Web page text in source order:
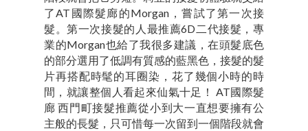
了AT國際髮廊的Morgan，嘗試了第一次接
髮。第一次接髮的人最推薦6D二代接髮，專
業的Morgan也給了我很多建議，在頭髮底色
的部分選用了低調有質感的藍黑色，接髮的髮
片再搭配時髦的耳圈染，花了幾個小時的時
間，就讓整個人看起來仙氣十足！ AT國際髮
廊 西門町接髮推薦從小到大一直想要擁有公
主般的長髮，只可惜每一次留到一個階段就會